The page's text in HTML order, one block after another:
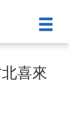
喜來